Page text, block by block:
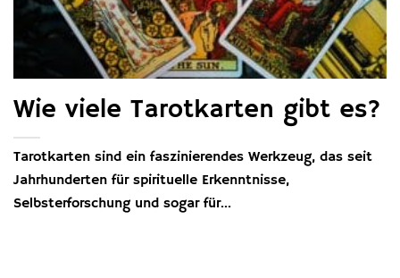
Wie viele Tarotkarten gibt es?
Tarotkarten sind ein faszinierendes Werkzeug, das seit
Jahrhunderten für spirituelle Erkenntnisse,
Selbsterforschung und sogar für...